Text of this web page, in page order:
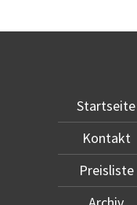
Startseite
Kontakt
Preisliste